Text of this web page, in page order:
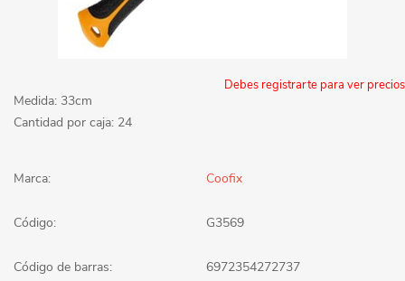
Debes registrarte para ver precios
Medida: 33cm
Cantidad por caja: 24
Marca: Coofix
Código: G3569
Código de barras: 6972354272737